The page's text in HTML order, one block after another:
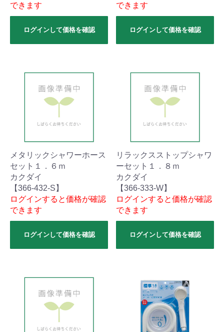
できます
ログインして価格を確認
できます
ログインして価格を確認
メタリックシャワーホース
セット１．６ｍ
カクダイ
【366-432-S】
ログインすると価格が確認
できます
ログインして価格を確認
リラックスストップシャワ
ーセット１．８ｍ
カクダイ
【366-333-W】
ログインすると価格が確認
できます
ログインして価格を確認